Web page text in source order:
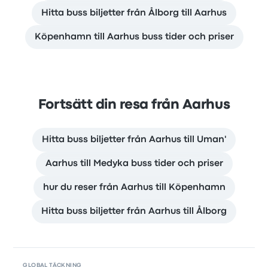
Hitta buss biljetter från Ålborg till Aarhus
Köpenhamn till Aarhus buss tider och priser
Fortsätt din resa från Aarhus
Hitta buss biljetter från Aarhus till Uman'
Aarhus till Medyka buss tider och priser
hur du reser från Aarhus till Köpenhamn
Hitta buss biljetter från Aarhus till Ålborg
GLOBAL TÄCKNING